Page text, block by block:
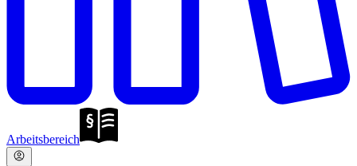
Arbeitsbereich